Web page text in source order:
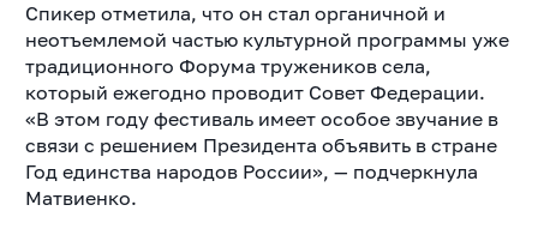
Спикер отметила, что он стал органичной и
неотъемлемой частью культурной программы уже
традиционного Форума тружеников села,
который ежегодно проводит Совет Федерации.
«В этом году фестиваль имеет особое звучание в
связи с решением Президента объявить в стране
Год единства народов России», — подчеркнула
Матвиенко.